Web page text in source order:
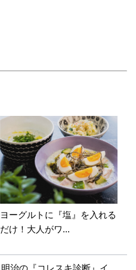
ヨーグルトに『塩』を入れる
だけ！大人がワ...
明治の『コレスキ診断』イ